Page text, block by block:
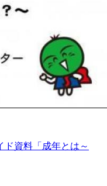
ド資料「成年とは～